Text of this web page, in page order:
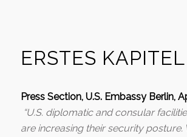
ERSTES KAPITEL
Press Section, U.S. Embassy Berlin,
“U.S. diplomatic and consular
are increasing their security posture.